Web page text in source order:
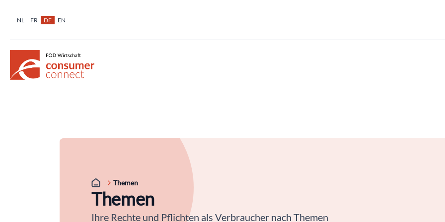
NL FR DE EN
Themen
Themen
Ihre Rechte und Pflichten als Verbraucher nach Themen